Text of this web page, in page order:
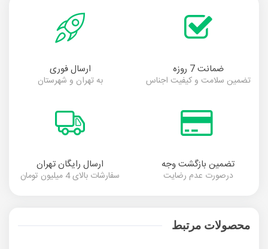
ضمانت 7 روزه
تضمین سلامت و کیفیت اجناس
ارسال فوری
به تهران و شهرستان
تضمین بازگشت وجه
درصورت عدم رضایت
ارسال رایگان تهران
سفارشات بالای 4 میلیون تومان
محصولات مرتبط